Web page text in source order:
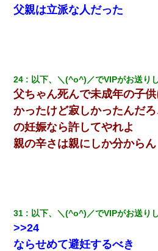
父親は立派な人だった
24 以下、＼(^o^)／でVIPがお送り
父ちゃん死んで未成年の子
かったけど寂しかったんだ
の妊娠なら許してやれよ
親の辛さは親にしか分からん
31 以下、＼(^o^)／でVIPがお送り
>>24
ならせめて避妊するべき